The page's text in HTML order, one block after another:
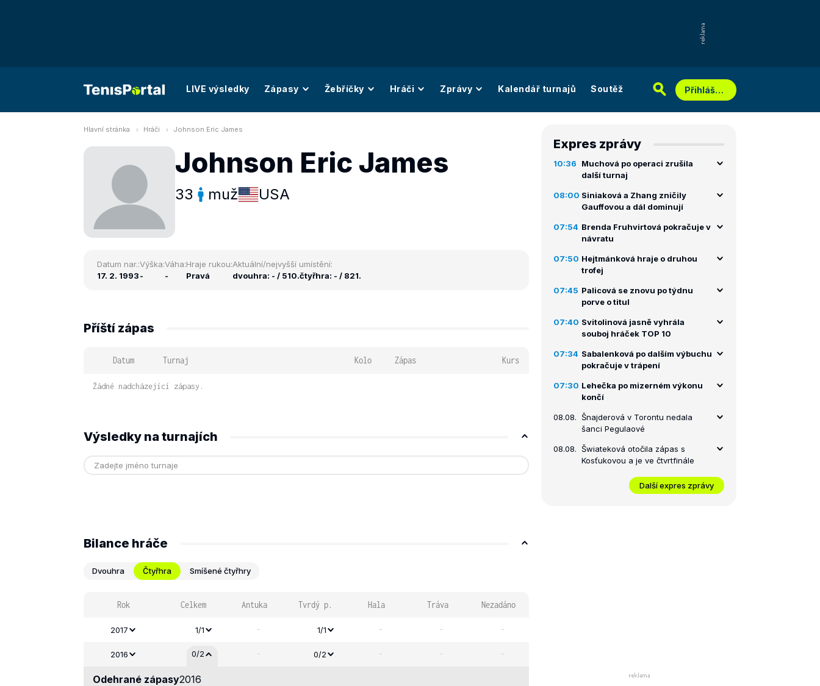
LIVE výsledky Zápasy Žebříčky Hráči Zprávy Kalendář turnajů Soutěž Přihlášení
Hlavní stránka Hráči Johnson Eric James
Johnson Eric James
33 muž USA
Datum nar.:
17. 2. 1993
Výška:
-
Váha:
-
Hraje rukou:
Pravá
Aktuální/nejvyšší umístění:
dvouhra: - / 510.čtyřhra: - / 821.
Příští zápas
Datum Turnaj Kolo Zápas Kurs
Žádné nadcházející zápasy.
Výsledky na turnajích
Bilance hráče
Dvouhra Čtyřhra Smíšené čtyřhry
Rok Celkem Antuka Tvrdý p. Hala Tráva Nezadáno
2017 1/1 - 1/1 - - -
2016 0/2 - 0/2 - - -
Odehrané zápasy2016
Expres zprávy
10:36
Muchová po operaci zrušila
další turnaj
08:00 Siniaková a Zhang zničily
Gauffovou a dál dominují
07:54 Brenda Fruhvirtová pokračuje v
návratu
07:50 Hejtmánková hraje o druhou
trofej
07:45 Palicová se znovu po týdnu
porve o titul
07:40 Svitolinová jasně vyhrála
souboj hráček TOP 10
07:34 Sabalenková po dalším výbuchu
pokračuje v trápení
07:30 Lehečka po mizerném výkonu
končí
08.08. Šnajderová v Torontu nedala
šanci Pegulaové
08.08. Šwiateková otočila zápas s
Kosťukovou a je ve čtvrtfinále
Další expres zprávy